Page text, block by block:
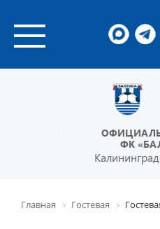
ФК
Главная Гостевая